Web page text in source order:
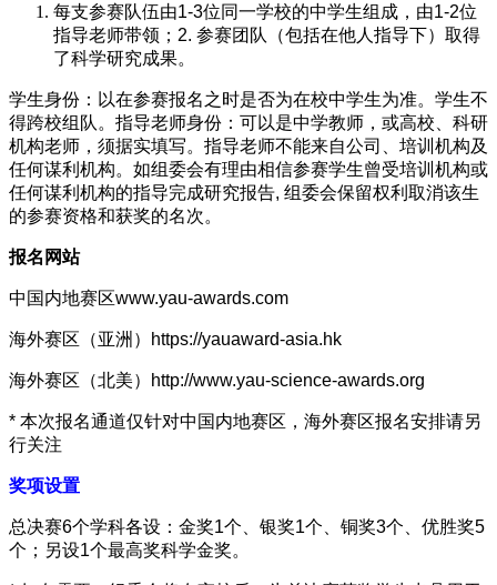
每支参赛队伍由1-3位同一学校的中学生组成，由1-2位
指导老师带领；2. 参赛团队（包括在他人指导下）取得
了科学研究成果。
学生身份：以在参赛报名之时是否为在校中学生为准。学生不
得跨校组队。指导老师身份：可以是中学教师，或高校、科研
机构老师，须据实填写。指导老师不能来自公司、培训机构及
任何谋利机构。如组委会有理由相信参赛学生曾受培训机构或
任何谋利机构的指导完成研究报告, 组委会保留权利取消该生
的参赛资格和获奖的名次。
报名网站
中国内地赛区www.yau-awards.com
海外赛区（亚洲）https://yauaward-asia.hk
海外赛区（北美）http://www.yau-science-awards.org
* 本次报名通道仅针对中国内地赛区，海外赛区报名安排请另
行关注
奖项设置
总决赛6个学科各设：金奖1个、银奖1个、铜奖3个、优胜奖5
个；另设1个最高奖科学金奖。